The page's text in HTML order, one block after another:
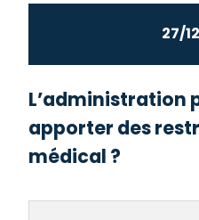
27/
L’administration
apporter des
médical ?